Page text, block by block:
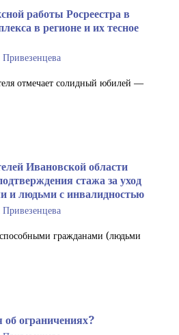
работы Росреестра в
в регионе и их тесное
Привезенцева
отмечает солидный юбилей —
Ивановской области
стажа за уход
и людьми с инвалидностью
Привезенцева
гражданами (людьми
об ограничениях?